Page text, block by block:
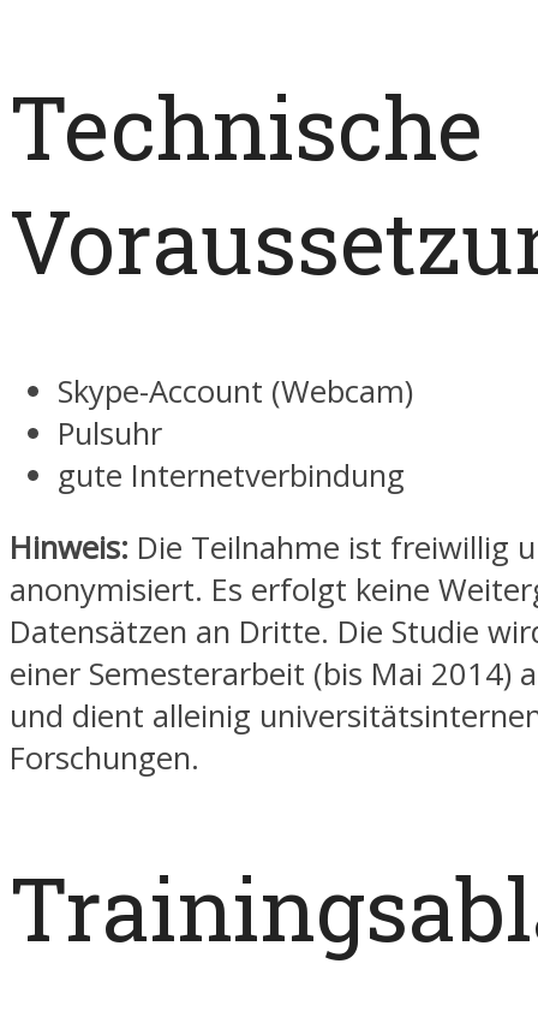
Technische
Skype-Account (Webcam)
Pulsuhr
gute Internetverbindung
Hinweis: Die Teilnahme ist freiwillig
anonymisiert. Es erfolgt keine
Datensätzen an Dritte. Die Studie
einer Semesterarbeit (bis Mai 2014)
und dient alleinig
Forschungen.